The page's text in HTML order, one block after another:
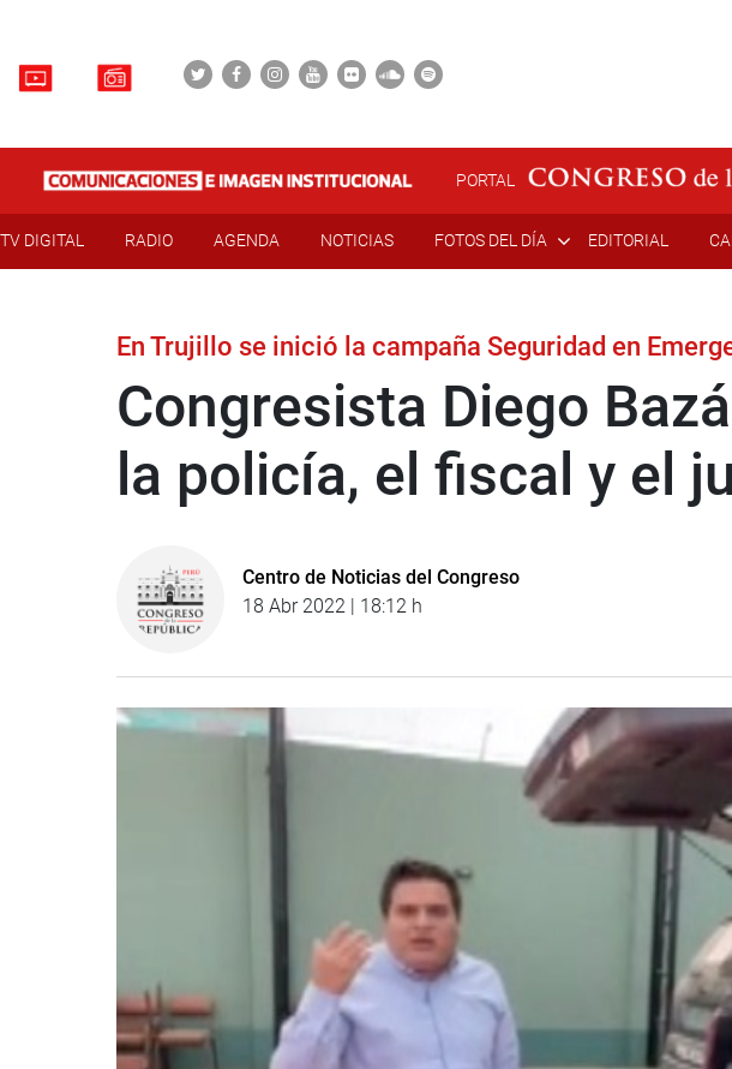
PORTAL
TV DIGITAL RADIO AGENDA NOTICIAS FOTOS DEL DÍA EDITORIAL
En Trujillo se inició la campaña Seguridad en
Congresista Diego
la policía, el fiscal y el
Centro de Noticias del Congreso
18 Abr 2022 | 18:12 h